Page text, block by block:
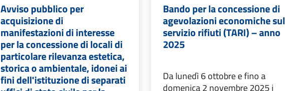
Avviso pubblico per
acquisizione di
manifestazioni di interesse
per la concessione di locali di
particolare rilevanza estetica,
storica o ambientale, idonei ai
fini dell'istituzione di separati
Bando per la concessione di
agevolazioni economiche sul
servizio rifiuti (TARI) – anno
2025
Da lunedì 6 ottobre e fino a
domenica 2 novembre 2025 i